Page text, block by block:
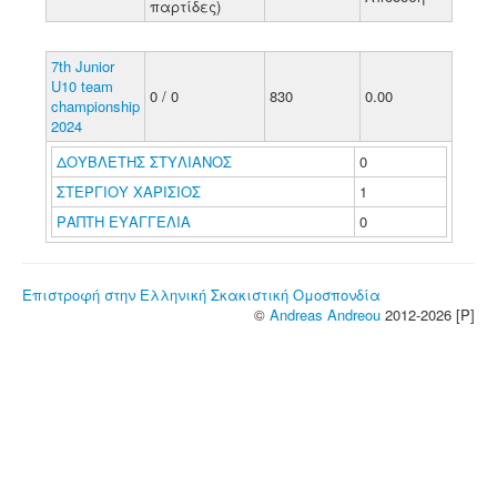
παρτίδες)
7th Junior
U10 team
championship
2024
0 / 0 830 0.00
ΔΟΥΒΛΕΤΗΣ ΣΤΥΛΙΑΝΟΣ
0
ΣΤΕΡΓΙΟΥ ΧΑΡΙΣΙΟΣ
1
ΡΑΠΤΗ ΕΥΑΓΓΕΛΙΑ
0
Επιστροφή στην Ελληνική Σκακιστική Ομοσπονδία
© Andreas Andreou 2012-2026 [P]